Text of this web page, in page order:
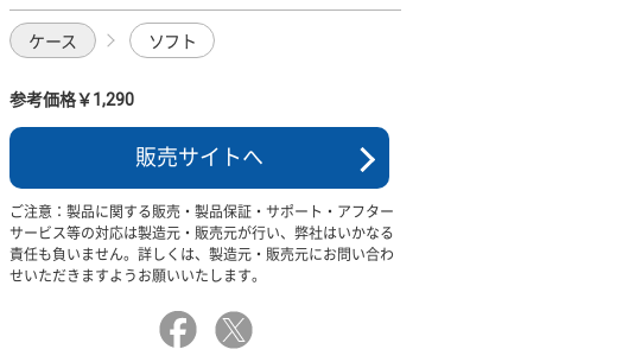
ケース ソフト
参考価格￥1,290
販売サイトへ
ご注意：製品に関する販売・製品保証・サポート・アフター
サービス等の対応は製造元・販売元が行い、弊社はいかなる
責任も負いません。詳しくは、製造元・販売元にお問い合わ
せいただきますようお願いいたします。